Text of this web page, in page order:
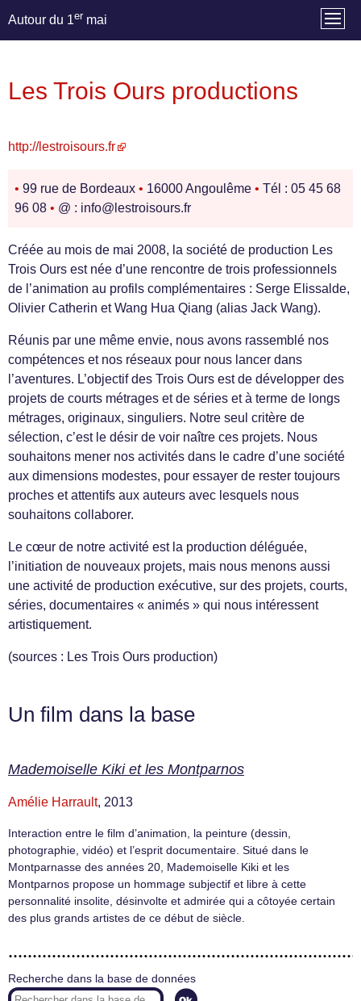
Autour du 1er mai
Les Trois Ours productions
http://lestroisours.fr
• 99 rue de Bordeaux • 16000 Angoulême • Tél : 05 45 68
96 08 • @ : info@lestroisours.fr
Créée au mois de mai 2008, la société de production Les
Trois Ours est née d’une rencontre de trois professionnels
de l’animation au profils complémentaires : Serge Elissalde,
Olivier Catherin et Wang Hua Qiang (alias Jack Wang).
Réunis par une même envie, nous avons rassemblé nos
compétences et nos réseaux pour nous lancer dans
l’aventures. L’objectif des Trois Ours est de développer des
projets de courts métrages et de séries et à terme de longs
métrages, originaux, singuliers. Notre seul critère de
sélection, c’est le désir de voir naître ces projets. Nous
souhaitons mener nos activités dans le cadre d’une société
aux dimensions modestes, pour essayer de rester toujours
proches et attentifs aux auteurs avec lesquels nous
souhaitons collaborer.
Le cœur de notre activité est la production déléguée,
l’initiation de nouveaux projets, mais nous menons aussi
une activité de production exécutive, sur des projets, courts,
séries, documentaires « animés » qui nous intéressent
artistiquement.
(sources : Les Trois Ours production)
Un film dans la base
Mademoiselle Kiki et les Montparnos
Amélie Harrault, 2013
Interaction entre le film d’animation, la peinture (dessin,
photographie, vidéo) et l’esprit documentaire. Situé dans le
Montparnasse des années 20, Mademoiselle Kiki et les
Montparnos propose un hommage subjectif et libre à cette
personnalité insolite, désinvolte et admirée qui a côtoyée certain
des plus grands artistes de ce début de siècle.
Recherche dans la base de données